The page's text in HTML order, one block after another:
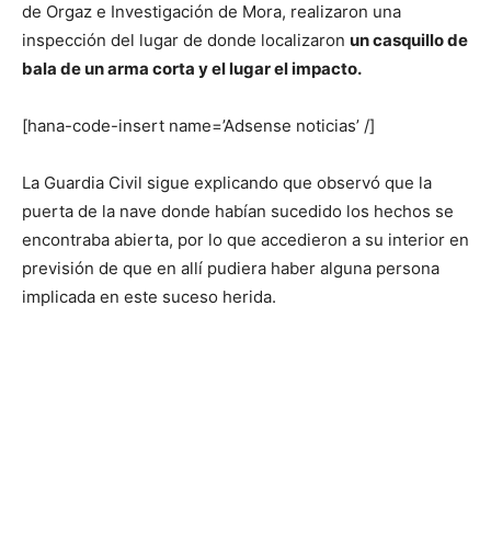
de Orgaz e Investigación de Mora, realizaron una
inspección del lugar de donde localizaron un casquillo de
bala de un arma corta y el lugar el impacto.
[hana-code-insert name=’Adsense noticias’ /]
La Guardia Civil sigue explicando que observó que la
puerta de la nave donde habían sucedido los hechos se
encontraba abierta, por lo que accedieron a su interior en
previsión de que en allí pudiera haber alguna persona
implicada en este suceso herida.